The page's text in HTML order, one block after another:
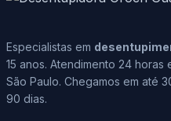
Especialistas em
15 anos. Atendimento 24
São Paulo. Chegamos em até
90 dias.